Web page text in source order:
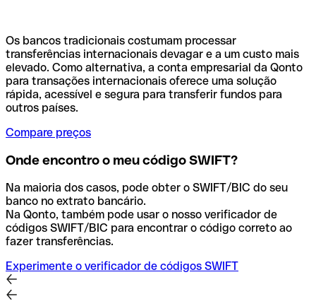
Os bancos tradicionais costumam processar
transferências internacionais devagar e a um custo mais
elevado. Como alternativa, a conta empresarial da Qonto
para transações internacionais oferece uma solução
rápida, acessível e segura para transferir fundos para
outros países.
Compare preços
Onde encontro o meu código SWIFT?
Na maioria dos casos, pode obter o SWIFT/BIC do seu
banco no extrato bancário.
Na Qonto, também pode usar o nosso verificador de
códigos SWIFT/BIC para encontrar o código correto ao
fazer transferências.
Experimente o verificador de códigos SWIFT